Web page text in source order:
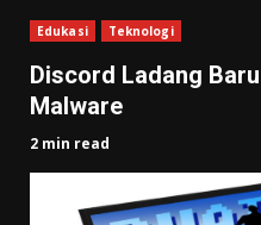
Edukasi Teknologi
Discord Ladang
Malware
2 min read